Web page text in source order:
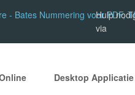
- Bates Nummering voor PDF,
Hulp
via
Desktop Applicatie